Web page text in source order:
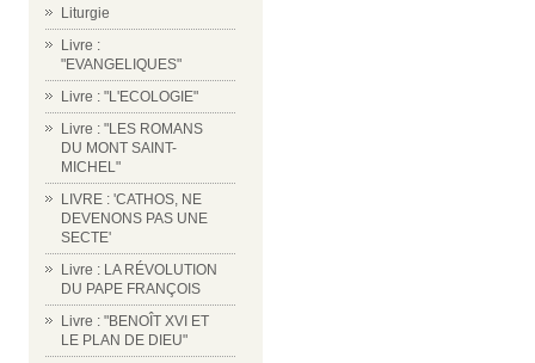
Liturgie
Livre :
"EVANGELIQUES"
Livre : "L'ECOLOGIE"
Livre : "LES ROMANS
DU MONT SAINT-
MICHEL"
LIVRE : 'CATHOS, NE
DEVENONS PAS UNE
SECTE'
Livre : LA RÉVOLUTION
DU PAPE FRANÇOIS
Livre : "BENOÎT XVI ET
LE PLAN DE DIEU"